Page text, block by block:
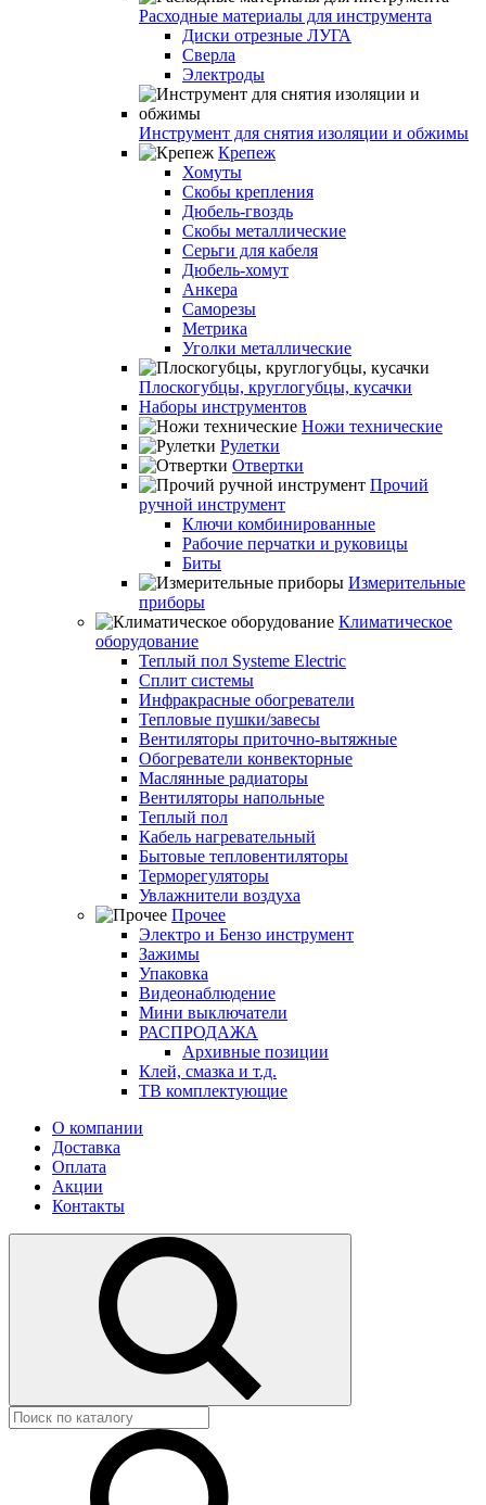
Расходные материалы для инструмента
Диски отрезные ЛУГА
Сверла
Электроды
Инструмент для снятия изоляции и обжимы
Крепеж
Хомуты
Скобы крепления
Дюбель-гвоздь
Скобы металлические
Серьги для кабеля
Дюбель-хомут
Анкера
Саморезы
Метрика
Уголки металлические
Плоскогубцы, круглогубцы, кусачки
Наборы инструментов
Ножи технические
Рулетки
Отвертки
Прочий
ручной инструмент
Ключи комбинированные
Рабочие перчатки и руковицы
Биты
Измерительные
приборы
Климатическое
оборудование
Теплый пол Systeme Electric
Сплит системы
Инфракрасные обогреватели
Тепловые пушки/завесы
Вентиляторы приточно-вытяжные
Обогреватели конвекторные
Маслянные радиаторы
Вентиляторы напольные
Теплый пол
Кабель нагревательный
Бытовые тепловентиляторы
Терморегуляторы
Увлажнители воздуха
Прочее
Электро и Бензо инструмент
Зажимы
Упаковка
Видеонаблюдение
Мини выключатели
РАСПРОДАЖА
Архивные позиции
Клей, смазка и т.д.
ТВ комплектующие
О компании
Доставка
Оплата
Акции
Контакты